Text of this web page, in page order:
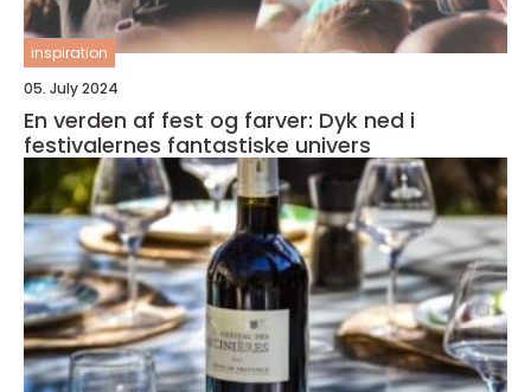
inspiration
05. July 2024
En verden af fest og farver: Dyk ned i
festivalernes fantastiske univers